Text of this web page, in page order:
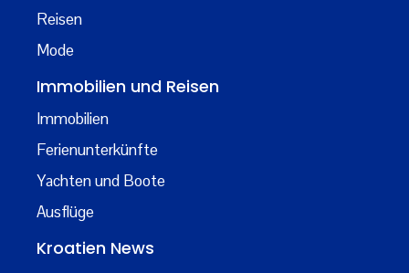
Reisen
Mode
Immobilien und Reisen
Immobilien
Ferienunterkünfte
Yachten und Boote
Ausflüge
Kroatien News